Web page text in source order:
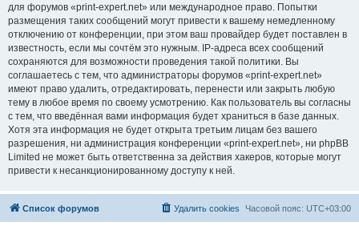
для форумов «print-expert.net» или международное право. Попытки
размещения таких сообщений могут привести к вашему немедленному
отключению от конференции, при этом ваш провайдер будет поставлен в
известность, если мы сочтём это нужным. IP-адреса всех сообщений
сохраняются для возможности проведения такой политики. Вы
соглашаетесь с тем, что администраторы форумов «print-expert.net»
имеют право удалить, отредактировать, перенести или закрыть любую
тему в любое время по своему усмотрению. Как пользователь вы согласны
с тем, что введённая вами информация будет храниться в базе данных.
Хотя эта информация не будет открыта третьим лицам без вашего
разрешения, ни администрация конференции «print-expert.net», ни phpBB
Limited не может быть ответственна за действия хакеров, которые могут
привести к несанкционированному доступу к ней.
Список форумов Часовой пояс: UTC+03:00
Удалить cookies